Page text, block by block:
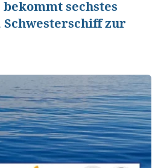
sechstes
Schwesterschiff zur